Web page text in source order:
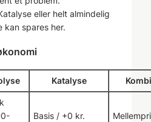
eller helt almindelig
kan spares her.
Katalyse Kombi
Basis / +0 kr.